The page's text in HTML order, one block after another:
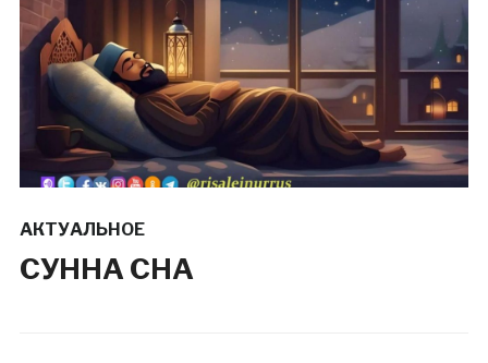
АКТУАЛЬНОЕ
СУННА СНА